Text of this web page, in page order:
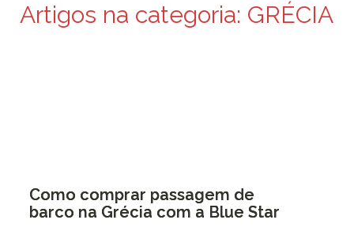
Artigos na categoria: GRÉCIA
Como comprar passagem de
barco na Grécia com a Blue Star